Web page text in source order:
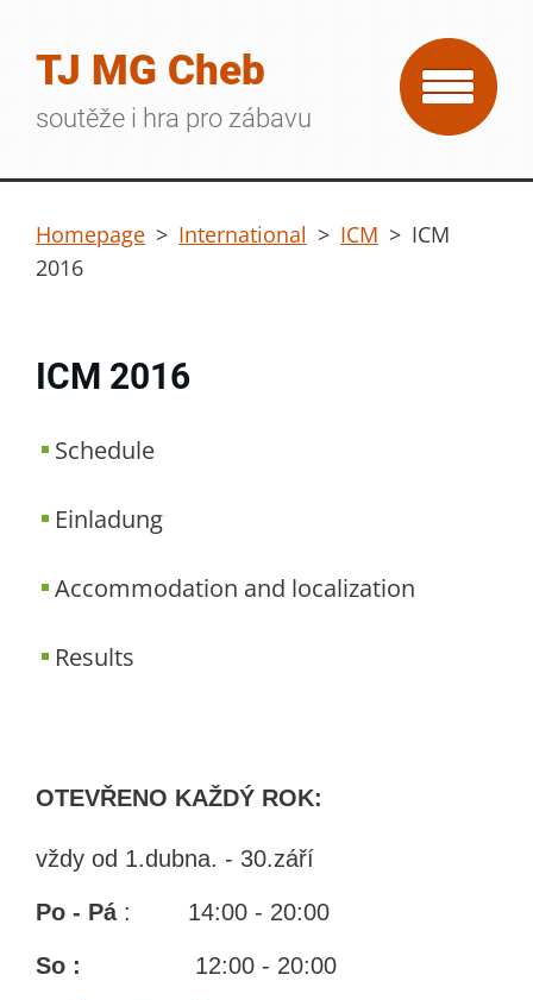
TJ MG Cheb
soutěže i hra pro zábavu
Homepage > International > ICM > ICM
2016
ICM 2016
Schedule
Einladung
Accommodation and localization
Results
OTEVŘENO KAŽDÝ ROK:
vždy od 1.dubna. - 30.září
Po - Pá : 14:00 - 20:00
So : 12:00 - 20:00